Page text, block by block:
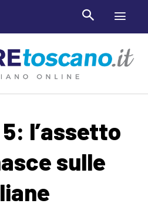
5: l’assetto
sulle